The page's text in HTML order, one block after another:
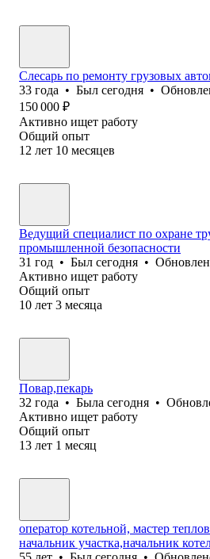
Слесарь по ремонту грузовых
33 года • Был сегодня •
150 000 ₽
Активно ищет работу
Общий опыт
12 лет 10 месяцев
Ведущий специалист по охране
промышленной безопасности
31 год • Был сегодня •
Активно ищет работу
Общий опыт
10 лет 3 месяца
Повар,пекарь
32 года • Была сегодня •
Активно ищет работу
Общий опыт
13 лет 1 месяц
оператор котельной, мастер
начальник участка,начальник